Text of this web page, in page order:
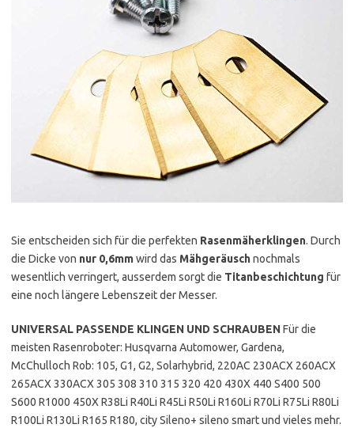
Sie entscheiden sich für die perfekten Rasenmäherklingen. Durch
die Dicke von nur 0,6mmwird das Mähgeräuschnochmals
wesentlich verringert, ausserdem sorgt die Titanbeschichtung für
eine noch längere Lebenszeit der Messer.
UNIVERSAL PASSENDE KLINGEN UND SCHRAUBENFür die
meisten Rasenroboter: Husqvarna Automower, Gardena,
McChulloch Rob: 105, G1, G2, Solarhybrid, 220AC 230ACX 260ACX
265ACX 330ACX 305 308 310 315 320 420 430X 440 S400 500
S600 R1000 450X R38Li R40Li R45Li R50Li R160Li R70Li R75Li R80Li
R100Li R130Li R165 R180, city Sileno+ sileno smart und vieles mehr.